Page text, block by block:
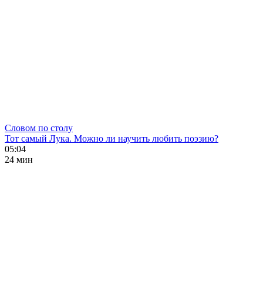
Словом по столу
Тот самый Лука. Можно ли научить любить поэзию?
05:04
24 мин